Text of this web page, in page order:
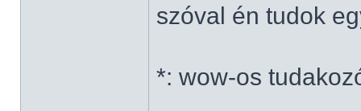
szóval én tudok
*: wow-os